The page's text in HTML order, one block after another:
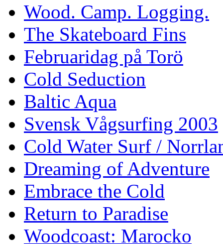
Wood. Camp. Logging.
The Skateboard Fins
Februaridag på Torö
Cold Seduction
Baltic Aqua
Svensk Vågsurfing 2003
Cold Water Surf /
Dreaming of Adventure
Embrace the Cold
Return to Paradise
Woodcoast: Marocko